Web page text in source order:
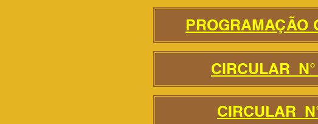
PROGRAMAÇÃO
CIRCULAR N°
CIRCULAR